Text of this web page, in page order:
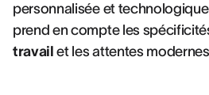
personnalisée et
prend en compte les
travail et les attentes